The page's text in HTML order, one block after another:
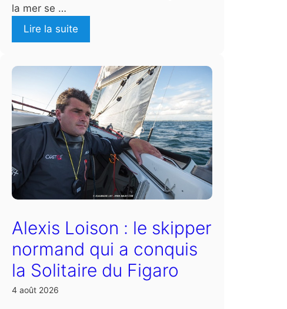
la mer se …
Lire la suite
Alexis Loison : le skipper
normand qui a conquis
la Solitaire du Figaro
4 août 2026